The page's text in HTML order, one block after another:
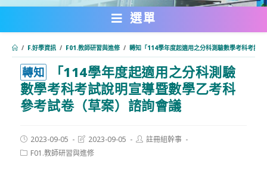
內
選單
/ F.好學資訊 / F01.教師研習與進修 / 轉知「114學年度起適用之分科測驗數學考科考試
轉知
「114學年度起適用之分科測驗
數學考科考試說明宣導暨數學乙考科
參考試卷（草案）諮詢會議
Post
published:
2023-09-05
Post
last
modified:
2023-09-05
Post註冊組幹事
PostF01.教師研習與進修